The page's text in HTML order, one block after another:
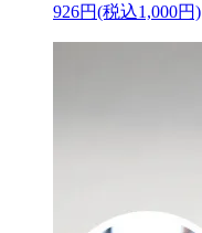
926円(税込1,000円)